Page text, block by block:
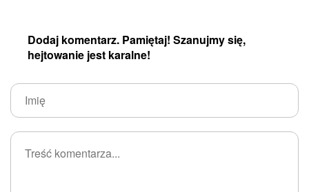
Dodaj komentarz. Pamiętaj! Szanujmy się,
hejtowanie jest karalne!